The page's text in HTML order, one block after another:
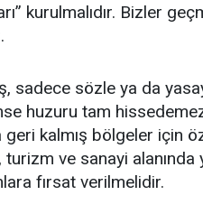
kurulmalıdır. Bizler
sadece sözle ya da
huzuru tam
geri kalmış bölgeler için
turizm ve sanayi
fırsat verilmelidir.